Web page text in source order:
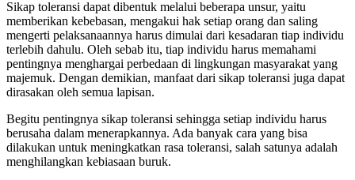
Sikap toleransi dapat dibentuk melalui beberapa unsur, yaitu
memberikan kebebasan, mengakui hak setiap orang dan saling
mengerti pelaksanaannya harus dimulai dari kesadaran tiap individu
terlebih dahulu. Oleh sebab itu, tiap individu harus memahami
pentingnya menghargai perbedaan di lingkungan masyarakat yang
majemuk. Dengan demikian, manfaat dari sikap toleransi juga dapat
dirasakan oleh semua lapisan.
Begitu pentingnya sikap toleransi sehingga setiap individu harus
berusaha dalam menerapkannya. Ada banyak cara yang bisa
dilakukan untuk meningkatkan rasa toleransi, salah satunya adalah
menghilangkan kebiasaan buruk.